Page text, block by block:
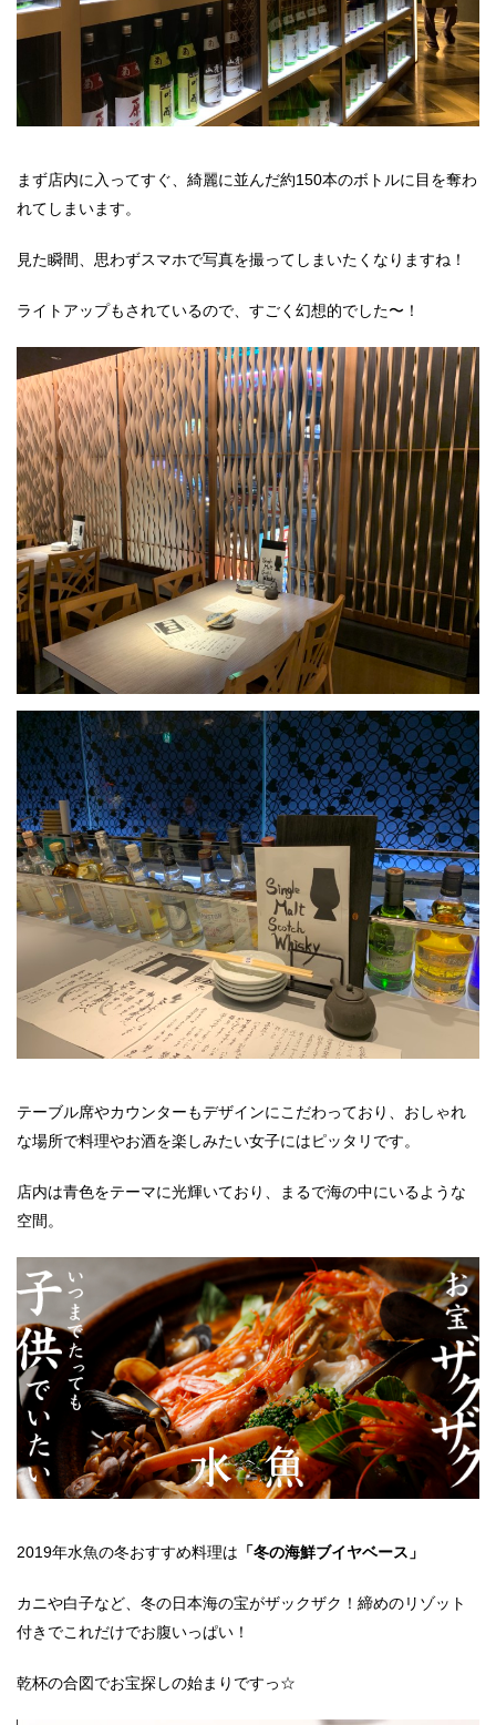
まず店内に入ってすぐ、綺麗に並んだ約150本のボトルに目を奪わ
れてしまいます。
見た瞬間、思わずスマホで写真を撮ってしまいたくなりますね！
ライトアップもされているので、すごく幻想的でした〜！
テーブル席やカウンターもデザインにこだわっており、おしゃれ
な場所で料理やお酒を楽しみたい女子にはピッタリです。
店内は青色をテーマに光輝いており、まるで海の中にいるような
空間。
2019年水魚の冬おすすめ料理は 「冬の海鮮ブイヤベース」
カニや白子など、冬の日本海の宝がザックザク！締めのリゾット
付きでこれだけでお腹いっぱい！
乾杯の合図でお宝探しの始まりですっ☆